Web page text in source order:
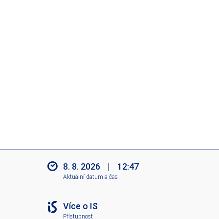
8. 8. 2026 | 12:47
Aktuální datum a čas
Více o IS
Přístupnost